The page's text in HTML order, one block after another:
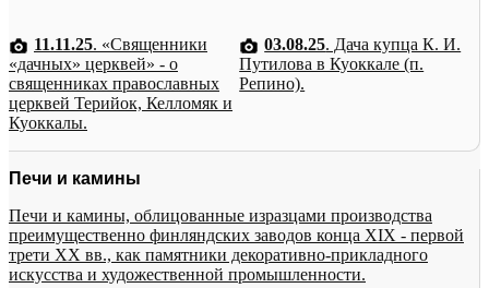
11.11.25. «Священники
«дачных» церквей» - о
священниках православных
церквей Терийок, Келломяк и
Куоккалы.
03.08.25. Дача купца К. И.
Путилова в Куоккале (п.
Репино).
Печи и камины
Печи и камины, облицованные изразцами производства
преимущественно финляндских заводов конца XIX - первой
трети XX вв., как памятники декоративно-прикладного
искусства и художественной промышленности.